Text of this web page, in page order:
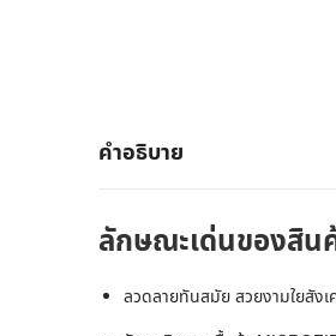
คำอธิบาย
ลักษณะเด่นของสิน
ลวดลายทันสมัย สวยงามใยสังเ